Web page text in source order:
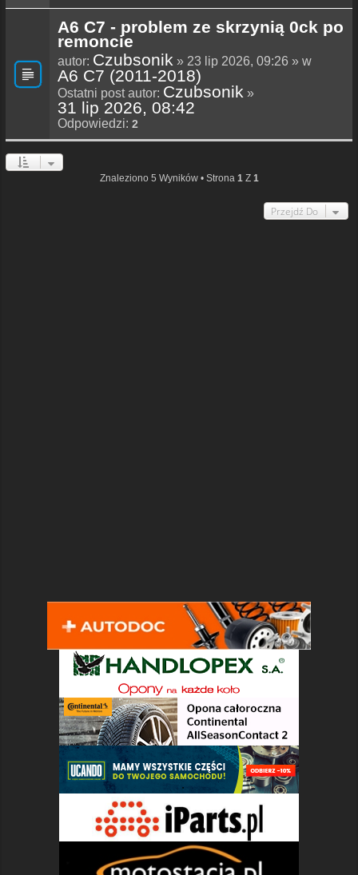
A6 C7 - problem ze skrzynią 0ck po
remoncie
autor: Czubsonik » 23 lip 2026, 09:26 » w
A6 C7 (2011-2018)
Ostatni post autor: Czubsonik »
31 lip 2026, 08:42
Odpowiedzi: 2
Znaleziono 5 Wyników • Strona 1 Z 1
Przejdź Do